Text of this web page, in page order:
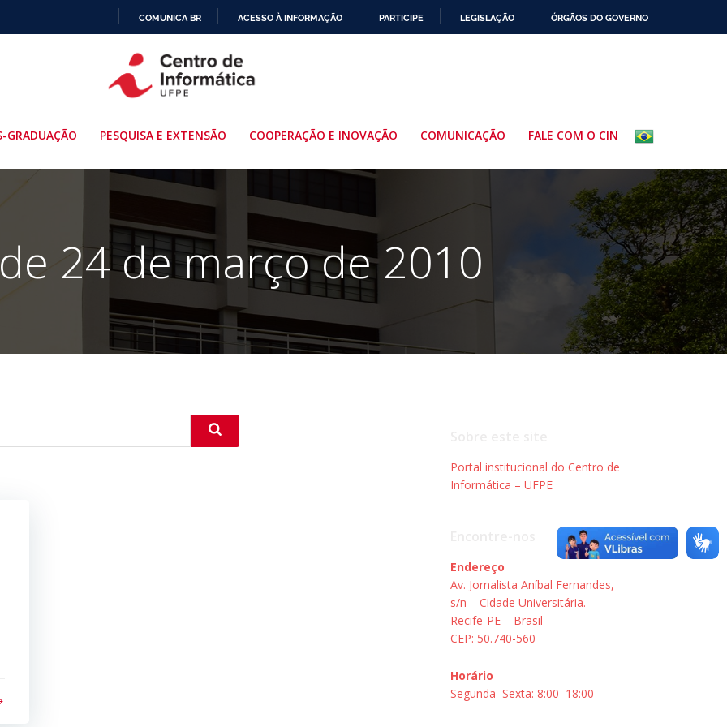
PARA
O
COMUNICA BR ACESSO À INFORMAÇÃO PARTICIPE LEGISLAÇÃO ÓRGÃOS DO GOVERNO
GRADUAÇÃO PESQUISA E EXTENSÃO COOPERAÇÃO E INOVAÇÃO COMUNICAÇÃO FALE COM O CIN
24 de março de 2010
Portal institucional do Centro de
Informática – UFPE
Endereço
Av. Jornalista Aníbal Fernandes,
s/n – Cidade Universitária.
Recife-PE – Brasil
CEP: 50.740-560
Horário
Segunda–Sexta: 8:00–18:00